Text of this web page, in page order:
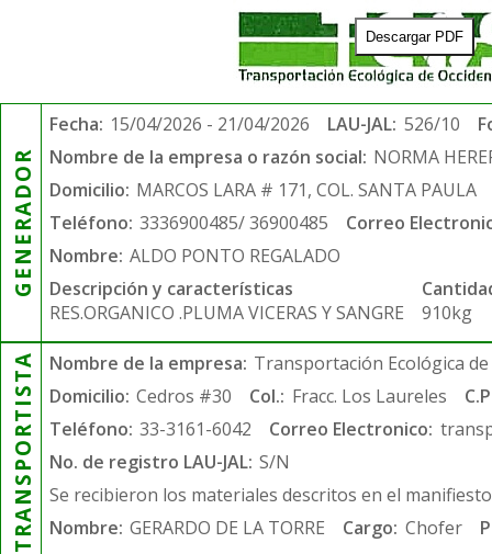
Descargar PDF
GENERADOR
Fecha: 15/04/2026 - 21/04/2026 LAU-JAL: 526/10
Nombre de la empresa o razón social: NORMA
Domicilio: MARCOS LARA # 171, COL. SANTA PAULA
Teléfono: 3336900485/ 36900485
Correo
Nombre: ALDO PONTO REGALADO
Descripción y características
RES.ORGANICO .PLUMA VICERAS Y SANGRE
910kg
TRANSPORTISTA Nombre de la empresa: Transportación Ecológica de
Domicilio: Cedros #30 Col.: Fracc. Los Laureles
Teléfono: 33-3161-6042 Correo Electronico:
No. de registro LAU-JAL: S/N
Se recibieron los materiales descritos en el
Nombre: GERARDO DE LA TORRE Cargo: Chofer